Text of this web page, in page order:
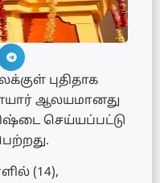
புதிதாக
ஆலயமானது
செய்யப்பட்டு
(14),